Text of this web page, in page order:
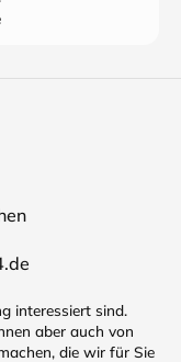
interessiert sind.
aber auch von
die wir für Sie